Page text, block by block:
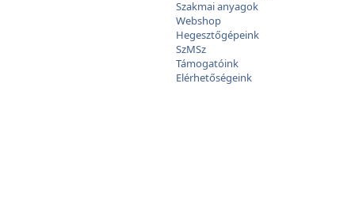
Szakmai anyagok
Webshop
Hegesztőgépeink
SzMSz
Támogatóink
Elérhetőségeink